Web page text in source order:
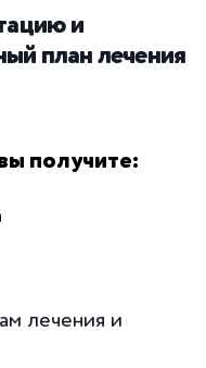
и
план лечения
получите:
лечения и